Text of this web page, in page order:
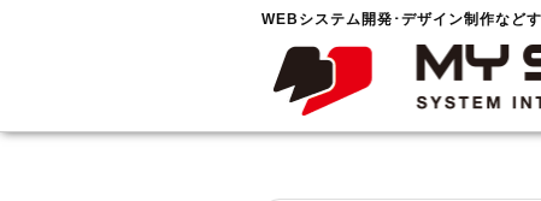
WEBシステム開発･デザイン制作など